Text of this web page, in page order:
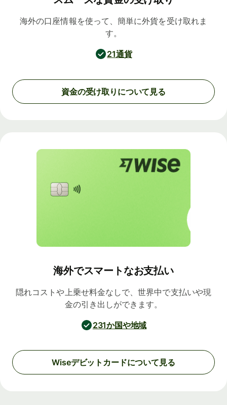
海外の口座情報を使って、簡単に外貨を受け取れま
す。
21通貨
資金の受け取りについて見る
海外でスマートなお支払い
隠れコストや上乗せ料金なしで、世界中で支払いや現
金の引き出しができます。
231か国や地域
Wiseデビットカードについて見る